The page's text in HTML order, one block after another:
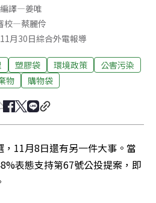
編譯—姜唯
校—蔡麗伶
月30日綜合外電報導
塑膠袋 環境政策
公害污染
物
購物袋
11月8日還有另一件大事。當
表態支持第67號公投提案，即